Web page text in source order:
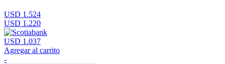
USD 1.524
USD 1.220
USD 1.037
Agregar al carrito
-